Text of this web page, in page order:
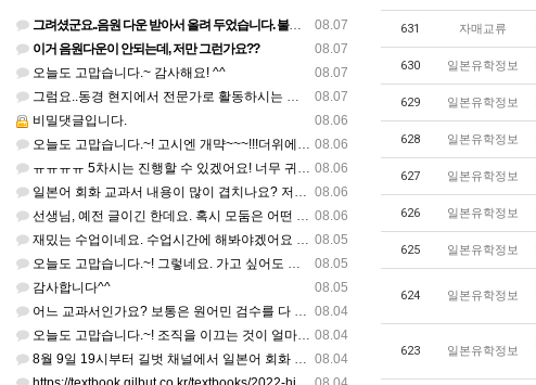
631 자매교류
630 일본유학정보
629 일본유학정보
628 일본유학정보
627 일본유학정보
626 일본유학정보
625 일본유학정보
624 일본유학정보
623 일본유학정보
08.07
그려셨군요..음원 다운 받아서 올려 두었습니다. 불편하셨네요..죄송합니다..
08.07
이거 음원다운이 안되는데, 저만 그런가요??
08.07
오늘도 고맙습니다.~ 감사해요! ^^
08.07
그럼요..동경 현지에서 전문가로 활동하시는 기모노 강사 이십니다.
08.06
비밀댓글입니다.
08.06
오늘도 고맙습니다.~! 고시엔 개먁~~~!!!더위에 어떨라나요...감사합니다. ^^
08.06
ㅠㅠㅠㅠ 5차시는 진행할 수 있겠어요! 너무 귀한 자료 정말 감사합니다!!!
08.06
일본어 회화 교과서 내용이 많이 겹치나요? 저는 1,2학기 출판사가 달라서인지, 회화 단어와 분량이 더 많다…
08.06
선생님, 예전 글이긴 한데요. 혹시 모둠은 어떤 식으로 구성하셨을까요? 진단평가를 보시고 모둠장(도우미학생)…
08.05
재밌는 수업이네요. 수업시간에 해봐야겠어요 감사합니다
08.05
오늘도 고맙습니다.~! 그렇네요. 가고 싶어도 다른 사람에게 민폐는 안되는 것... 감사해요. ^^
08.05
감사합니다^^
08.04
어느 교과서인가요? 보통은 원어민 검수를 다 할 것 같은데...
08.04
오늘도 고맙습니다.~! 조직을 이끄는 것이 얼마나 어려운 일일까요? 우선 봉사하는 마음이 필요!!! 감사해요…
08.04
8월 9일 19시부터 길벗 채널에서 일본어 회화 관련 연수를 저작 직강으로 한다고 합니다. 많이 도움이 되실…